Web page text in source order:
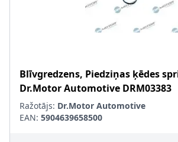
Blīvgredzens, Piedziņas ķēdes
Dr.Motor Automotive DRM03383
Ražotājs: Dr.Motor Automotive
EAN: 5904639658500